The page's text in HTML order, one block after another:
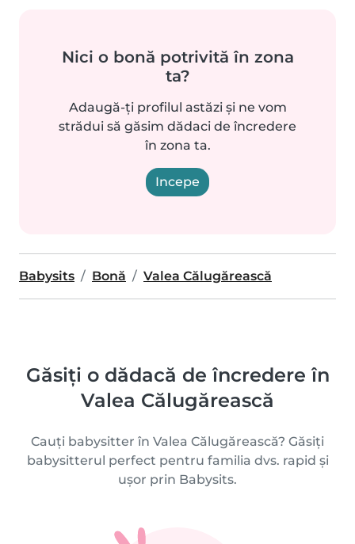
Nici o bonă potrivită în zona
ta?
Adaugă-ți profilul astăzi și ne vom
strădui să găsim dădaci de încredere
în zona ta.
Incepe
Babysits Bonă Valea Călugărească
Găsiți o dădacă de încredere în
Valea Călugărească
Cauți babysitter în Valea Călugărească? Găsiți
babysitterul perfect pentru familia dvs. rapid și
ușor prin Babysits.